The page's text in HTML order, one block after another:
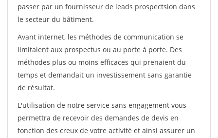
passer par un fournisseur de leads prospectsion dans
le secteur du bâtiment.
Avant internet, les méthodes de communication se
limitaient aux prospectus ou au porte à porte. Des
méthodes plus ou moins efficaces qui prenaient du
temps et demandait un investissement sans garantie
de résultat.
L'utilisation de notre service sans engagement vous
permettra de recevoir des demandes de devis en
fonction des creux de votre activité et ainsi assurer un